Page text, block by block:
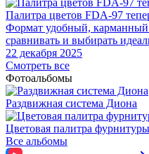
Палитра цветов FDA-97
Формат удобный, карманный
сравнивать и выбирать
22 декабря 2025
Смотреть все
Фотоальбомы
Раздвижная система Диона
Цветовая палитра фурнитуры
Все альбомы